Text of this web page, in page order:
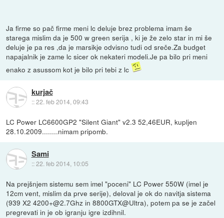
Ja firme so pač firme meni lc deluje brez problema imam še
starega mislim da je 500 w green serija , ki je že zelo star in mi še
deluje je pa res ,da je marsikje odvisno tudi od sreče.Za budget
napajalnik je zame lc sicer ok nekateri modeli.Je pa bilo pri meni
enako z asussom kot je bilo pri tebi z lc
kurjač
::22. feb 2014, 09:43
LC Power LC6600GP2 "Silent Giant" v2.3 52,46EUR, kupljen
28.10.2009........nimam pripomb.
Sami
::22. feb 2014, 10:05
Na prejšnjem sistemu sem imel "poceni" LC Power 550W (imel je
12cm vent, mislim da prve serije), deloval je ok do navitja sistema
(939 X2 4200+@2.7Ghz in 8800GTX@Ultra), potem pa se je začel
pregrevati in je ob igranju igre izdihnil.